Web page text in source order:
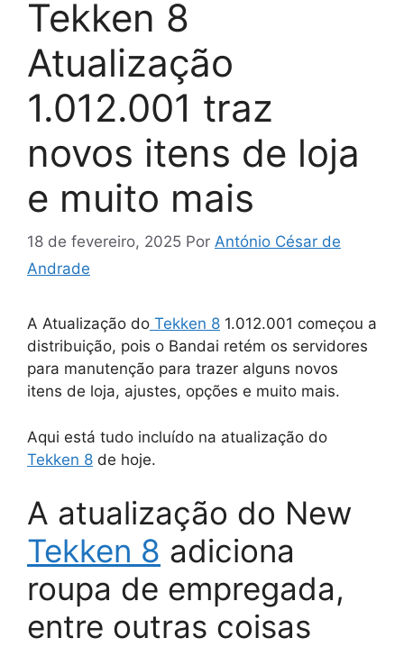
Tekken 8
Atualização
1.012.001 traz
novos itens de loja
e muito mais
18 de fevereiro, 2025 Por António César de
Andrade
A Atualização do Tekken 8 1.012.001 começou a
distribuição, pois o Bandai retém os servidores
para manutenção para trazer alguns novos
itens de loja, ajustes, opções e muito mais.
Aqui está tudo incluído na atualização do
Tekken 8 de hoje.
A atualização do New
Tekken 8 adiciona
roupa de empregada,
entre outras coisas